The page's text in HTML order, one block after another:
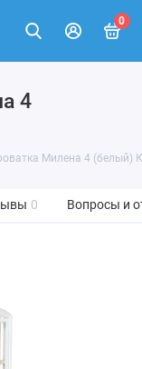
0
4
Милена 4 (белый)
0 Вопросы и